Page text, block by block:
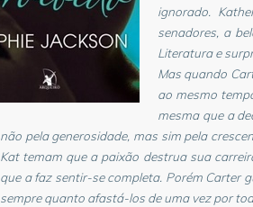
ignorado.
senadores, a
Literatura e
Mas quando
ao mesmo
mesma que a
não pela generosidade, mas sim pela
Kat temam que a paixão destrua sua
que a faz sentir-se completa. Porém Carter
sempre quanto afastá-los de uma vez por